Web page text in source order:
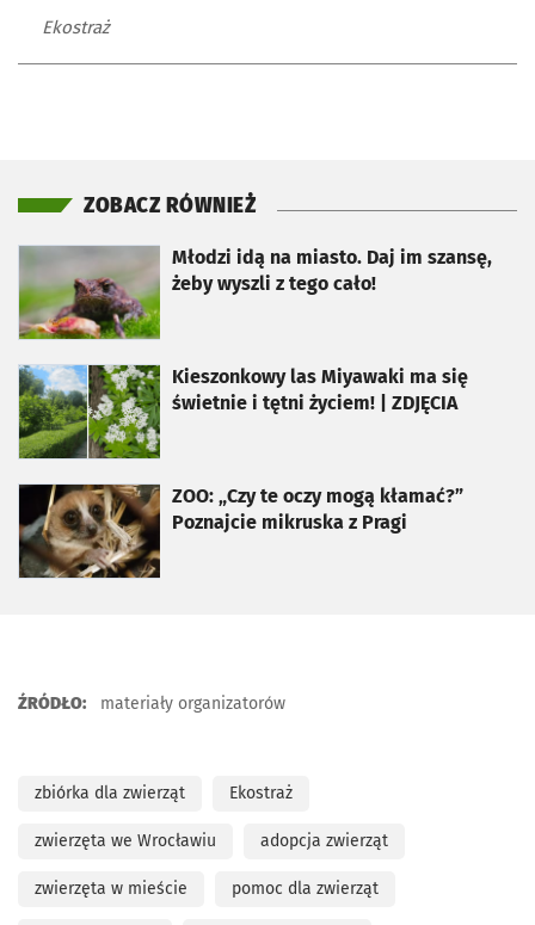
Ekostraż
ZOBACZ RÓWNIEŻ
Młodzi idą na miasto. Daj im szansę,
żeby wyszli z tego cało!
otworzy się w nowej karcie
Kieszonkowy las Miyawaki ma się
świetnie i tętni życiem! | ZDJĘCIA
otworzy się w nowej karcie
ZOO: „Czy te oczy mogą kłamać?”
Poznajcie mikruska z Pragi
otworzy się w nowej karcie
ŹRÓDŁO: materiały organizatorów
zbiórka dla zwierząt Ekostraż
zwierzęta we Wrocławiu adopcja zwierząt
zwierzęta w mieście pomoc dla zwierząt